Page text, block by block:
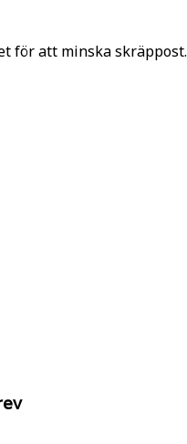
för att minska skräppost.